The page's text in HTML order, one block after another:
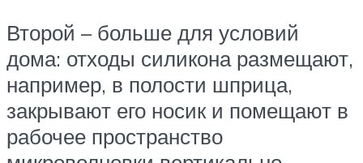
Второй – больше для условий
дома: отходы силикона размещают,
например, в полости шприца,
закрывают его носик и помещают в
рабочее пространство